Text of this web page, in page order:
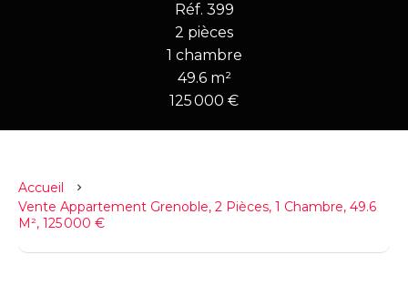
Réf. 399
2 pièces
1 chambre
49.6 m²
125 000 €
Accueil
Vente Appartement Grenoble, 2 Pièces, 1 Chambre, 49.6
M², 125 000 €